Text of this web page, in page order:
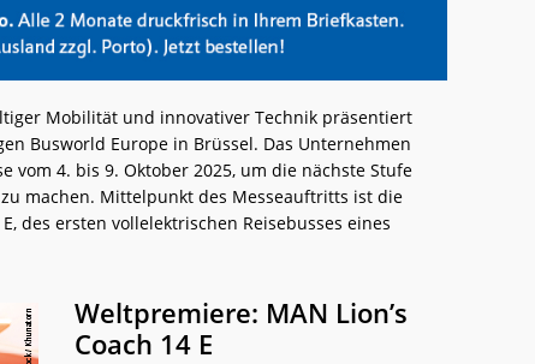
Mobilität und innovativer Technik präsentiert
Busworld Europe in Brüssel. Das Unternehmen
vom 4. bis 9. Oktober 2025, um die nächste Stufe
machen. Mittelpunkt des Messeauftritts ist die
des ersten vollelektrischen Reisebusses eines
Weltpremiere: MAN Lion’s
Coach 14 E